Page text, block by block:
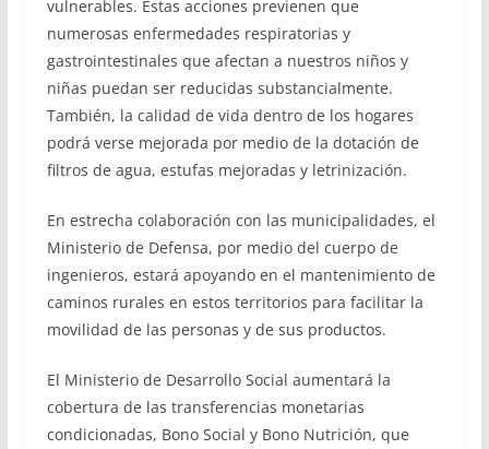
vulnerables. Estas acciones previenen que
numerosas enfermedades respiratorias y
gastrointestinales que afectan a nuestros niños y
niñas puedan ser reducidas substancialmente.
También, la calidad de vida dentro de los hogares
podrá verse mejorada por medio de la dotación de
filtros de agua, estufas mejoradas y letrinización.
En estrecha colaboración con las municipalidades, el
Ministerio de Defensa, por medio del cuerpo de
ingenieros, estará apoyando en el mantenimiento de
caminos rurales en estos territorios para facilitar la
movilidad de las personas y de sus productos.
El Ministerio de Desarrollo Social aumentará la
cobertura de las transferencias monetarias
condicionadas, Bono Social y Bono Nutrición, que